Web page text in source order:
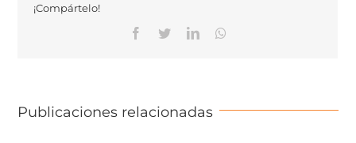
¡Compártelo!
Facebook
TwitterLinkedinWhatsapp
Publicaciones relacionadas